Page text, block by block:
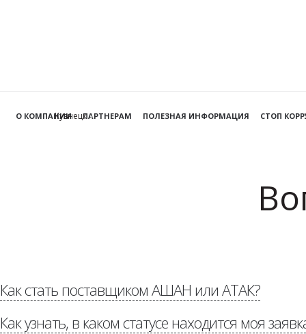
Кузнецк
О КОМПАНИИ ПАРТНЕРАМ ПОЛЕЗНАЯ ИНФОРМАЦИЯ СТОП
Как стать поставщиком АШАН или АТАК?
«Потенциальным
Как узнать, в каком статусе находится моя